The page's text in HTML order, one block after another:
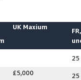
UK Maxium
25
£5,000 25